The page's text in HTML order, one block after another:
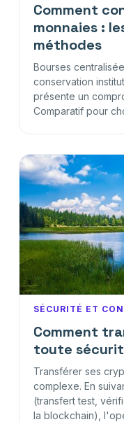
Comment
monnaies :
méthodes
Bourses
conservation
présente un
Comparatif pour
SÉCURITÉ ET
Comment
toute
Transférer ses
complexe. En
(transfert test,
la blockchain),